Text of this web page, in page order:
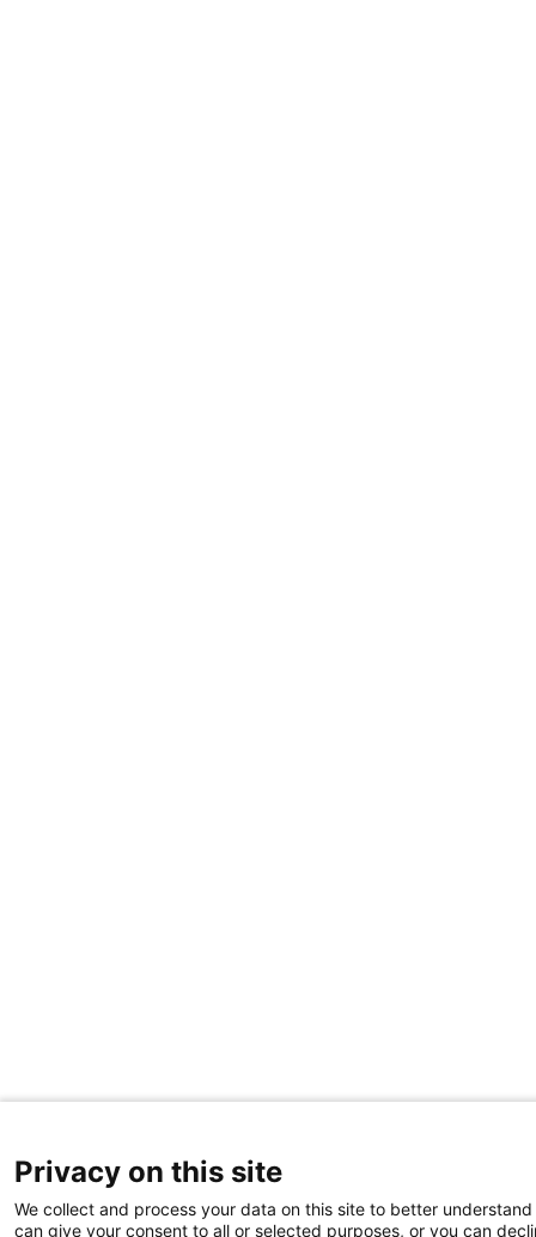
Privacy on this site
We collect and process your data on this site to better understand
can give your consent to all or selected purposes, or you can